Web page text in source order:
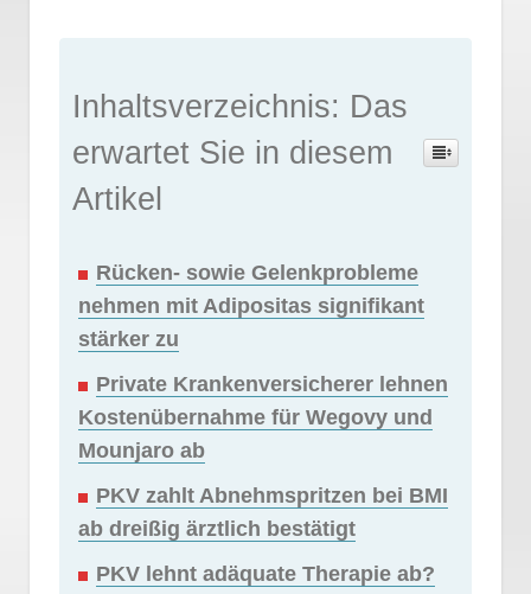
Inhaltsverzeichnis: Das
erwartet Sie in diesem
Artikel
Rücken- sowie Gelenkprobleme
nehmen mit Adipositas signifikant
stärker zu
Private Krankenversicherer lehnen
Kostenübernahme für Wegovy und
Mounjaro ab
PKV zahlt Abnehmspritzen bei BMI
ab dreißig ärztlich bestätigt
PKV lehnt adäquate Therapie ab?